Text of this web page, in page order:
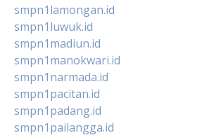
smpn1lamongan.id
smpn1luwuk.id
smpn1madiun.id
smpn1manokwari.id
smpn1narmada.id
smpn1pacitan.id
smpn1padang.id
smpn1pailangga.id